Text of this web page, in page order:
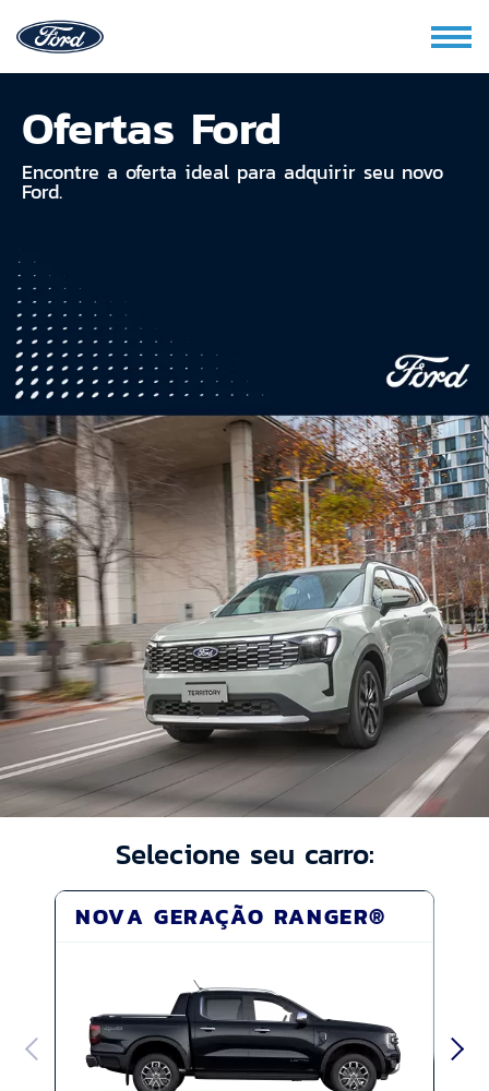
Ofertas Ford
Encontre a oferta ideal para adquirir seu novo
Ford.
Selecione seu carro:
NOVA GERAÇÃO RANGER®